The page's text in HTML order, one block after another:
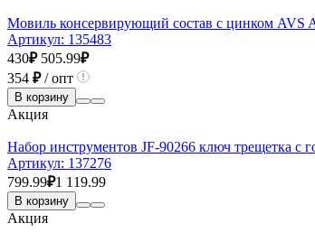
Мовиль консервирующий состав с цинком AVS
Артикул: 135483
430₽ 505.99₽
354 ₽/ опт
В корзину
Акция
Набор инструментов JF-90266 ключ трещетка с
Артикул: 137276
799.99₽1 119.99
В корзину
Акция